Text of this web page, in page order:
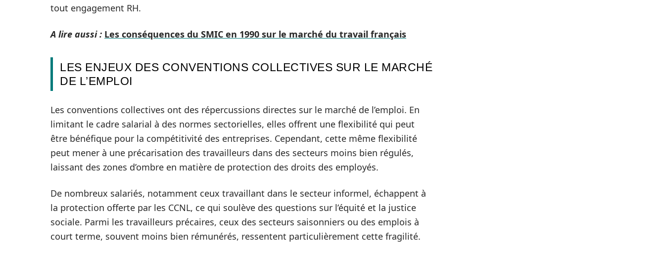
tout engagement RH.
A lire aussi : Les conséquences du SMIC en 1990 sur le marché du travail français
LES ENJEUX DES CONVENTIONS COLLECTIVES SUR LE MARCHÉ
DE L’EMPLOI
Les conventions collectives ont des répercussions directes sur le marché de l’emploi. En
limitant le cadre salarial à des normes sectorielles, elles offrent une flexibilité qui peut
être bénéfique pour la compétitivité des entreprises. Cependant, cette même flexibilité
peut mener à une précarisation des travailleurs dans des secteurs moins bien régulés,
laissant des zones d’ombre en matière de protection des droits des employés.
De nombreux salariés, notamment ceux travaillant dans le secteur informel, échappent à
la protection offerte par les CCNL, ce qui soulève des questions sur l’équité et la justice
sociale. Parmi les travailleurs précaires, ceux des secteurs saisonniers ou des emplois à
court terme, souvent moins bien rémunérés, ressentent particulièrement cette fragilité.